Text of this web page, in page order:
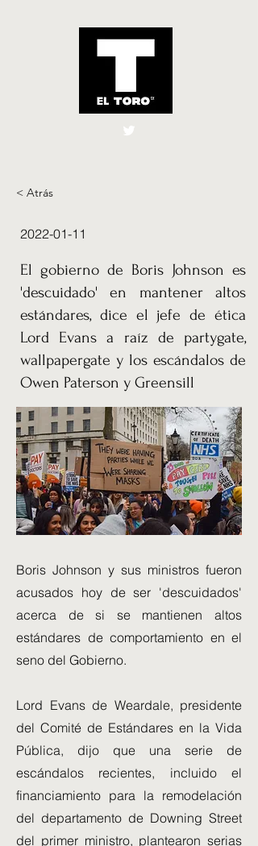
El Toro España
< Atrás
2022-01-11
El gobierno de Boris Johnson es
'descuidado' en mantener altos
estándares, dice el jefe de ética
Lord Evans a raíz de partygate,
wallpapergate y los escándalos de
Owen Paterson y Greensill
Boris Johnson y sus ministros fueron
acusados ​​hoy de ser 'descuidados'
acerca de si se mantienen altos
estándares de comportamiento en el
seno del Gobierno.
Lord Evans de Weardale, presidente
del Comité de Estándares en la Vida
Pública, dijo que una serie de
escándalos recientes, incluido el
financiamiento para la remodelación
del departamento de Downing Street
del primer ministro, plantearon serias